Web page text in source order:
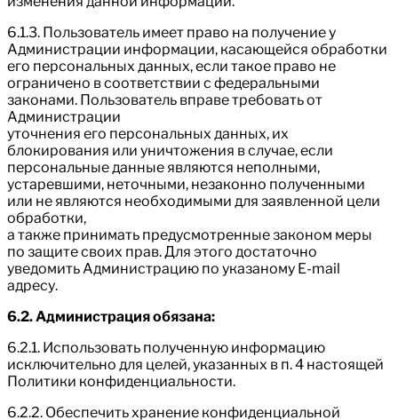
6.1.3. Пользователь имеет право на получение у
Администрации информации, касающейся обработки
его персональных данных, если такое право не
ограничено в соответствии с федеральными
законами. Пользователь вправе требовать от
Администрации
уточнения его персональных данных, их
блокирования или уничтожения в случае, если
персональные данные являются неполными,
устаревшими, неточными, незаконно полученными
или не являются необходимыми для заявленной цели
обработки,
а также принимать предусмотренные законом меры
по защите своих прав. Для этого достаточно
уведомить Администрацию по указаному E-mail
адресу.
6.2. Администрация обязана:
6.2.1. Использовать полученную информацию
исключительно для целей, указанных в п. 4 настоящей
Политики конфиденциальности.
6.2.2. Обеспечить хранение конфиденциальной